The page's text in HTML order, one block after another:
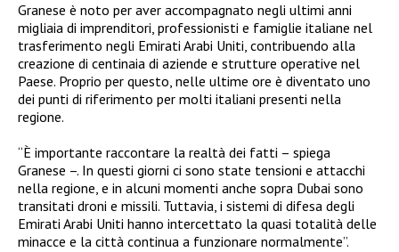
Granese è noto per aver accompagnato negli ultimi anni
migliaia di imprenditori, professionisti e famiglie italiane nel
trasferimento negli Emirati Arabi Uniti, contribuendo alla
creazione di centinaia di aziende e strutture operative nel
Paese. Proprio per questo, nelle ultime ore è diventato uno
dei punti di riferimento per molti italiani presenti nella
regione.
“È importante raccontare la realtà dei fatti – spiega
Granese –. In questi giorni ci sono state tensioni e attacchi
nella regione, e in alcuni momenti anche sopra Dubai sono
transitati droni e missili. Tuttavia, i sistemi di difesa degli
Emirati Arabi Uniti hanno intercettato la quasi totalità delle
minacce e la città continua a funzionare normalmente”.